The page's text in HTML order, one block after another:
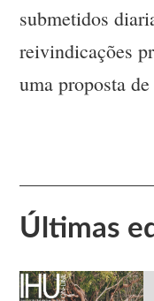
submetidos
reivindicações
uma proposta
Últimas